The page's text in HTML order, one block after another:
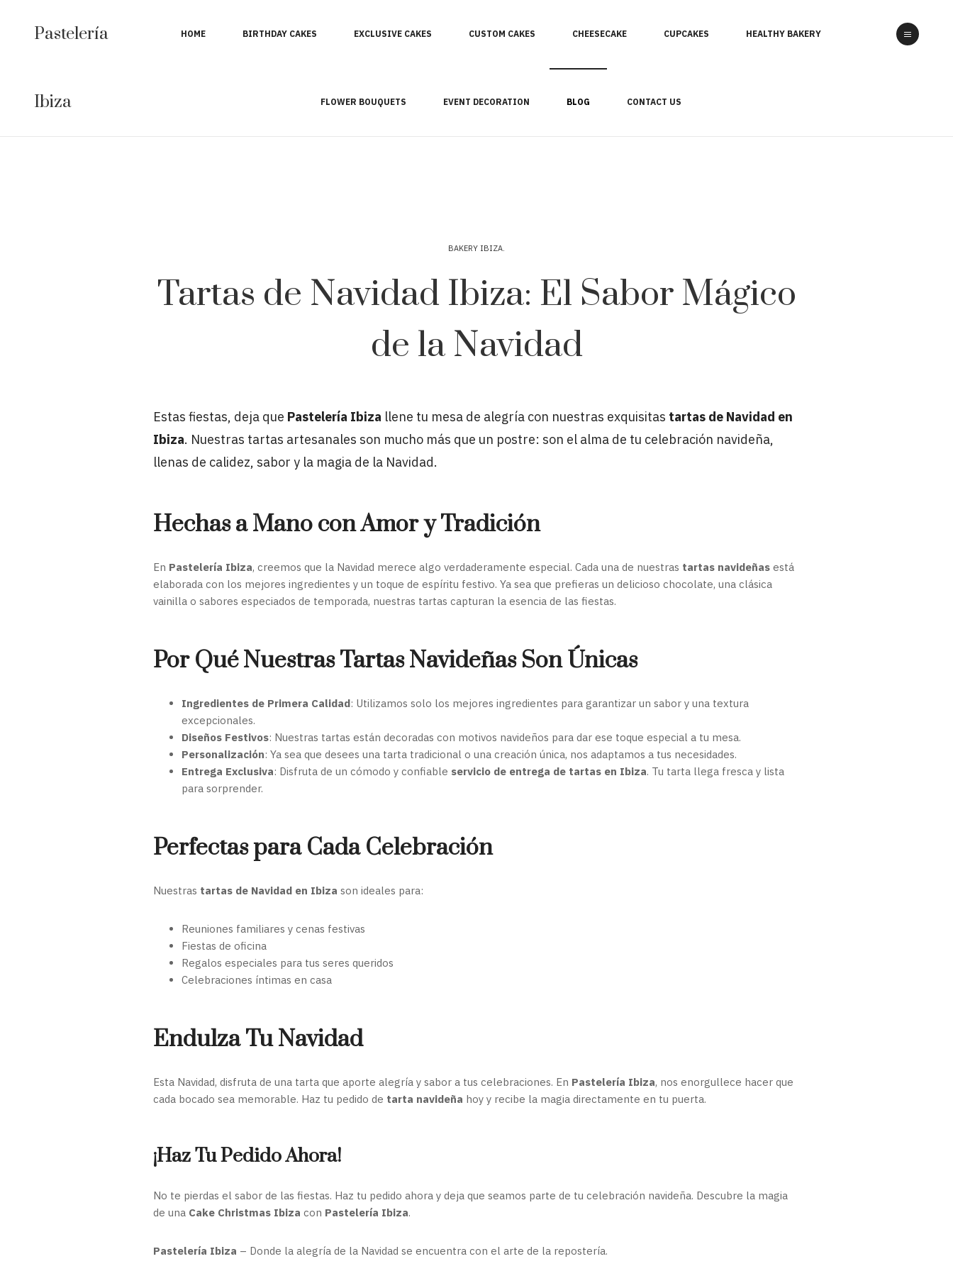
Pastelería
Ibiza
HOME BIRTHDAY CAKES EXCLUSIVE CAKES CUSTOM CAKES CHEESECAKE CUPCAKES HEALTHY BAKERY
FLOWER BOUQUETS EVENT DECORATION BLOG CONTACT US
BAKERY IBIZA
Tartas de Navidad Ibiza: El Sabor Mágico
de la Navidad
Estas fiestas, deja que Pastelería Ibiza llene tu mesa de alegría con nuestras exquisitas tartas de Navidad en
Ibiza. Nuestras tartas artesanales son mucho más que un postre: son el alma de tu celebración navideña,
llenas de calidez, sabor y la magia de la Navidad.
Hechas a Mano con Amor y Tradición
En Pastelería Ibiza, creemos que la Navidad merece algo verdaderamente especial. Cada una de nuestras tartas navideñas está
elaborada con los mejores ingredientes y un toque de espíritu festivo. Ya sea que prefieras un delicioso chocolate, una clásica
vainilla o sabores especiados de temporada, nuestras tartas capturan la esencia de las fiestas.
Por Qué Nuestras Tartas Navideñas Son Únicas
Ingredientes de Primera Calidad: Utilizamos solo los mejores ingredientes para garantizar un sabor y una textura
excepcionales.
Diseños Festivos: Nuestras tartas están decoradas con motivos navideños para dar ese toque especial a tu mesa.
Personalización: Ya sea que desees una tarta tradicional o una creación única, nos adaptamos a tus necesidades.
Entrega Exclusiva: Disfruta de un cómodo y confiable servicio de entrega de tartas en Ibiza. Tu tarta llega fresca y lista
para sorprender.
Perfectas para Cada Celebración
Nuestras tartas de Navidad en Ibiza son ideales para:
Reuniones familiares y cenas festivas
Fiestas de oficina
Regalos especiales para tus seres queridos
Celebraciones íntimas en casa
Endulza Tu Navidad
Esta Navidad, disfruta de una tarta que aporte alegría y sabor a tus celebraciones. En Pastelería Ibiza, nos enorgullece hacer que
cada bocado sea memorable. Haz tu pedido de tarta navideña hoy y recibe la magia directamente en tu puerta.
¡Haz Tu Pedido Ahora!
No te pierdas el sabor de las fiestas. Haz tu pedido ahora y deja que seamos parte de tu celebración navideña. Descubre la magia
de una Cake Christmas Ibiza con Pastelería Ibiza.
Pastelería Ibiza – Donde la alegría de la Navidad se encuentra con el arte de la repostería.